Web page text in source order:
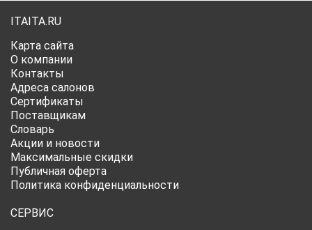
ITAITA.RU
Карта сайта
О компании
Контакты
Адреса салонов
Сертификаты
Поставщикам
Словарь
Акции и новости
Максимальные скидки
Публичная оферта
Политика конфиденциальности
СЕРВИС